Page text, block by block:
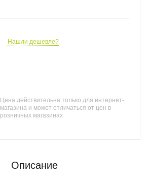
Нашли дешевле?
Цена действительна только для интернет-
магазина и может отличаться от цен в
розничных магазинах
Описание